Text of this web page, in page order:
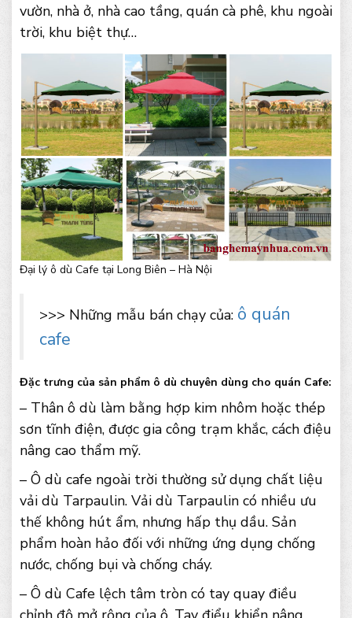
vườn, nhà ở, nhà cao tầng, quán cà phê, khu ngoài
trời, khu biệt thự…
Đại lý ô dù Cafe tại Long Biên – Hà Nội
>>> Những mẫu bán chạy của: ô quán
cafe
Đặc trưng của sản phẩm ô dù chuyên dùng cho quán Cafe:
– Thân ô dù làm bằng hợp kim nhôm hoặc thép
sơn tĩnh điện, được gia công trạm khắc, cách điệu
nâng cao thẩm mỹ.
– Ô dù cafe ngoài trời thường sử dụng chất liệu
vải dù Tarpaulin. Vải dù Tarpaulin có nhiều ưu
thế không hút ẩm, nhưng hấp thụ dầu. Sản
phẩm hoàn hảo đối với những ứng dụng chống
nước, chống bụi và chống cháy.
– Ô dù Cafe lệch tâm tròn có tay quay điều